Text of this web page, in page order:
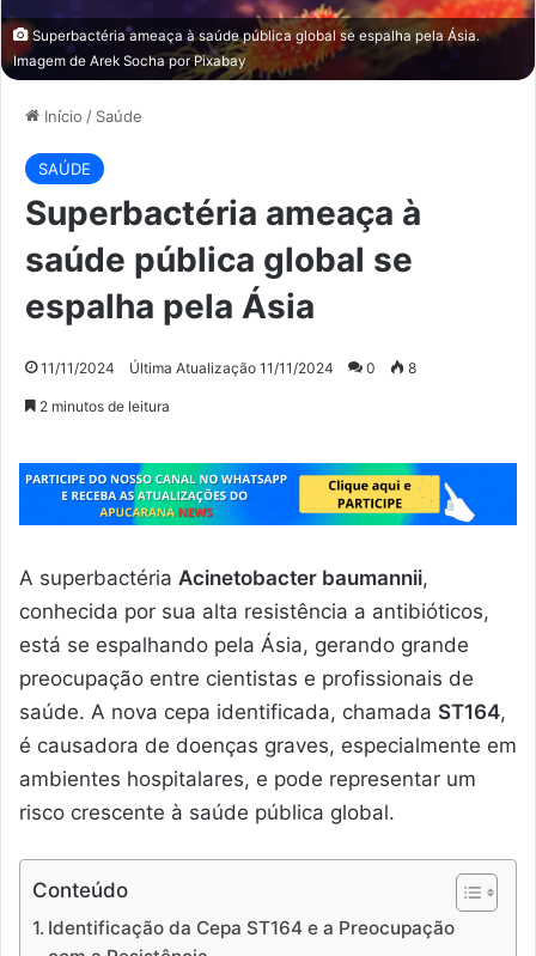
Superbactéria ameaça à saúde pública global se espalha pela Ásia.
Imagem de Arek SochaporPixabay
Início / Saúde
SAÚDE
Superbactéria ameaça à
saúde pública global se
espalha pela Ásia
11/11/2024 Última Atualização 11/11/2024 0 8
2 minutos de leitura
A superbactéria Acinetobacter baumannii,
conhecida por sua alta resistência a antibióticos,
está se espalhando pela Ásia, gerando grande
preocupação entre cientistas e profissionais de
saúde. A nova cepa identificada, chamada ST164,
é causadora de doenças graves, especialmente em
ambientes hospitalares, e pode representar um
risco crescente à saúde pública global.
Conteúdo
Identificação da Cepa ST164 e a Preocupação